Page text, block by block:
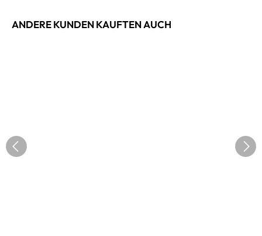
ANDERE KUNDEN KAUFTEN AUCH